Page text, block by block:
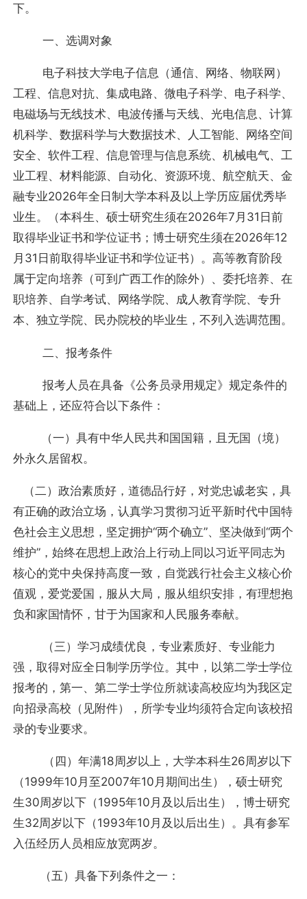
下。
一、选调对象
电子科技大学电子信息（通信、网络、物联网）
工程、信息对抗、集成电路、微电子科学、电子科学、
电磁场与无线技术、电波传播与天线、光电信息、计算
机科学、数据科学与大数据技术、人工智能、网络空间
安全、软件工程、信息管理与信息系统、机械电气、工
业工程、材料能源、自动化、资源环境、航空航天、金
融专业2026年全日制大学本科及以上学历应届优秀毕
业生。（本科生、硕士研究生须在2026年7月31日前
取得毕业证书和学位证书；博士研究生须在2026年12
月31日前取得毕业证书和学位证书）。高等教育阶段
属于定向培养（可到广西工作的除外）、委托培养、在
职培养、自学考试、网络学院、成人教育学院、专升
本、独立学院、民办院校的毕业生，不列入选调范围。
二、报考条件
报考人员在具备《公务员录用规定》规定条件的
基础上，还应符合以下条件：
（一）具有中华人民共和国国籍，且无国（境）
外永久居留权。
（二）政治素质好，道德品行好，对党忠诚老实，具
有正确的政治立场，认真学习贯彻习近平新时代中国特
色社会主义思想，坚定拥护“两个确立”、坚决做到“两个
维护”，始终在思想上政治上行动上同以习近平同志为
核心的党中央保持高度一致，自觉践行社会主义核心价
值观，爱党爱国，服从大局，服从组织安排，有理想抱
负和家国情怀，甘于为国家和人民服务奉献。
（三）学习成绩优良，专业素质好、专业能力
强，取得对应全日制学历学位。其中，以第二学士学位
报考的，第一、第二学士学位所就读高校应均为我区定
向招录高校（见附件），所学专业均须符合定向该校招
录的专业要求。
（四）年满18周岁以上，大学本科生26周岁以下
（1999年10月至2007年10月期间出生），硕士研究
生30周岁以下（1995年10月及以后出生），博士研究
生32周岁以下（1993年10月及以后出生）。具有参军
入伍经历人员相应放宽两岁。
（五）具备下列条件之一：